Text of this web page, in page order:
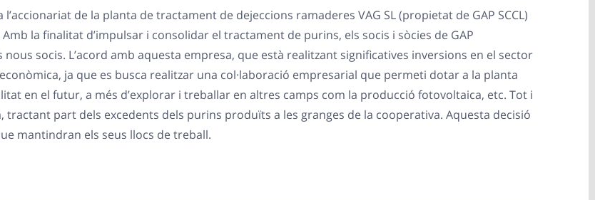
de la planta de tractament de dejeccions ramaderes VAG SL (propietat de GAP SCCL)
la finalitat d’impulsar i consolidar el tractament de purins, els socis i sòcies de GAP
socis. L’acord amb aquesta empresa, que està realitzant significatives inversions en el sector
ja que es busca realitzar una col·laboració empresarial que permeti dotar a la planta
en el futur, a més d’explorar i treballar en altres camps com la producció fotovoltaica, etc. Tot i
part dels excedents dels purins produïts a les granges de la cooperativa. Aquesta decisió
mantindran els seus llocs de treball.